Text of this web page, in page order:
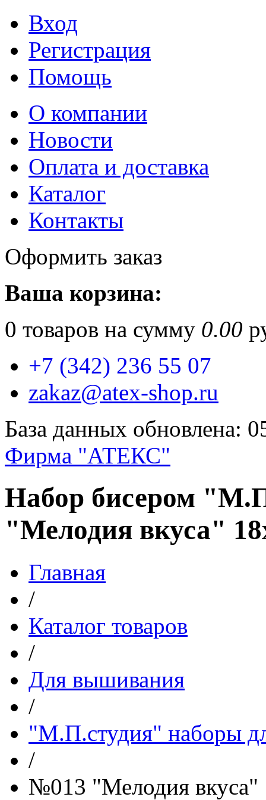
Вход
Регистрация
Помощь
О компании
Новости
Оплата и доставка
Каталог
Контакты
Оформить заказ
Ваша корзина:
0 товаров на сумму 0.00
+7 (342) 236 55 07
zakaz@atex-shop.ru
База данных обновлена:
Фирма "АТЕКС"
Набор бисером
"Мелодия вкуса"
Главная
/
Каталог товаров
/
Для вышивания
/
"М.П.студия" наборы
/
№013 "Мелодия вкуса"